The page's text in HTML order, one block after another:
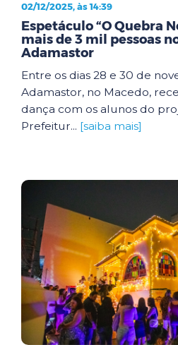
02/12/2025, às 14:39
Espetáculo “O Quebra
mais de 3 mil pessoas
Adamastor
Entre os dias 28 e 30 de
Adamastor, no Macedo,
dança com os alunos do
Prefeitur... [saiba mais]